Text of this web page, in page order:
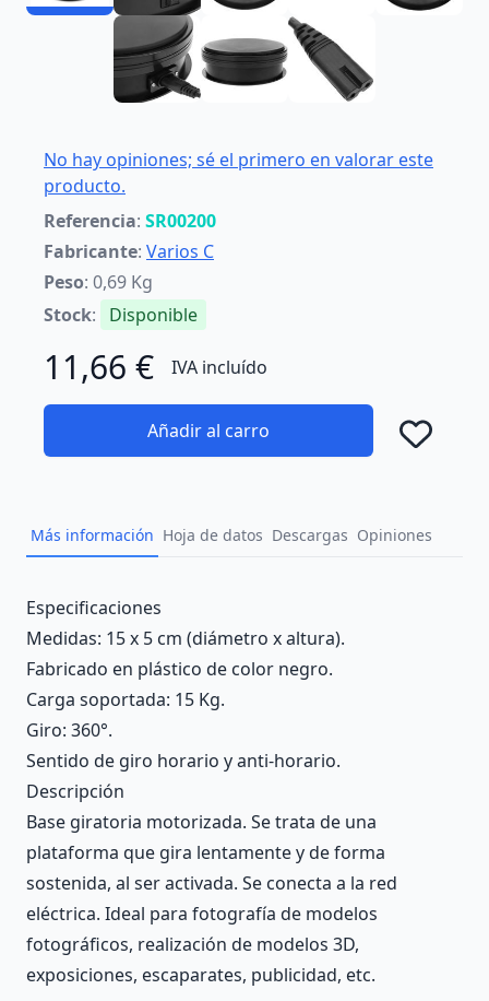
No hay opiniones; sé el primero en valorar este
producto.
Referencia: SR00200
Fabricante: Varios C
Peso: 0,69 Kg
Stock: Disponible
11,66 € IVA incluído
Añadir al carro
Más información Hoja de datos Descargas Opiniones
Description
Especificaciones
Medidas: 15 x 5 cm (diámetro x altura).
Fabricado en plástico de color negro.
Carga soportada: 15 Kg.
Giro: 360°.
Sentido de giro horario y anti-horario.
Descripción
Base giratoria motorizada. Se trata de una
plataforma que gira lentamente y de forma
sostenida, al ser activada. Se conecta a la red
eléctrica. Ideal para fotografía de modelos
fotográficos, realización de modelos 3D,
exposiciones, escaparates, publicidad, etc.